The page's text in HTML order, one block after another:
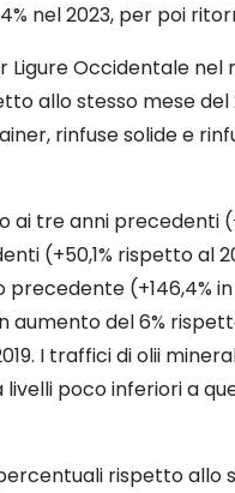
nel 2023, per poi
Occidentale nel
allo stesso mese del
rinfuse solide e
tre anni precedenti
(+50,1% rispetto al
(+146,4%
aumento del 6%
I traffici di olii
poco inferiori a
rispetto allo